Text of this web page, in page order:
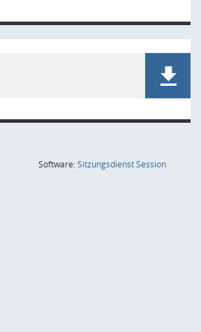
Software:SitzungsdienstSession(Wird in